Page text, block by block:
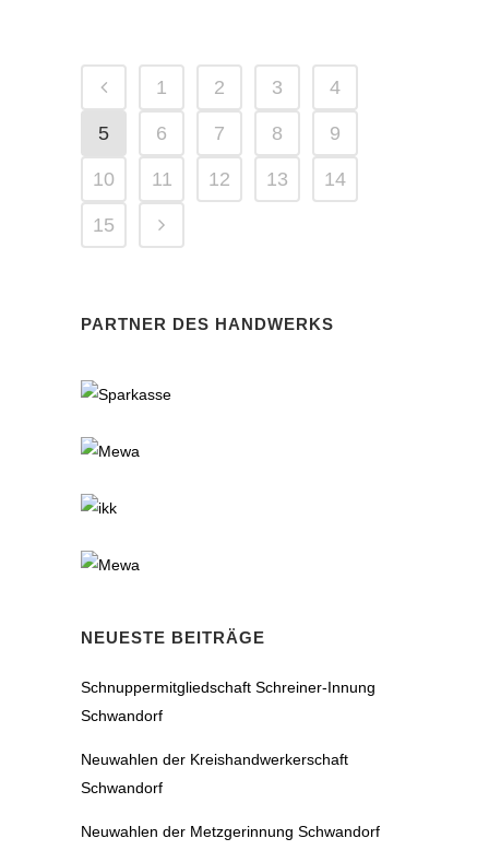
1 2 3 4
5 6 7 8 9
10 11 12 13 14
15
PARTNER DES HANDWERKS
NEUESTE BEITRÄGE
Schnuppermitgliedschaft Schreiner-Innung
Schwandorf
Neuwahlen der Kreishandwerkerschaft
Schwandorf
Neuwahlen der Metzgerinnung Schwandorf